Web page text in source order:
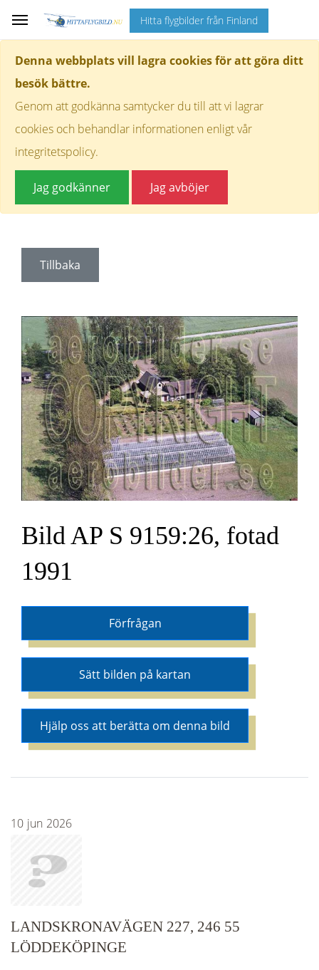
Denna webbplats vill lagra cookies för att göra ditt
besök bättre.
Genom att godkänna samtycker du till att vi lagrar
cookies och behandlar informationen enligt vår
integritetspolicy.
Jag godkänner Jag avböjer
Hitta flygbilder från Finland
Tillbaka
Bild AP S 9159:26, fotad
1991
Förfrågan
Sätt bilden på kartan
Hjälp oss att berätta om denna bild
10 jun 2026
LANDSKRONAVÄGEN 227, 246 55
LÖDDEKÖPINGE